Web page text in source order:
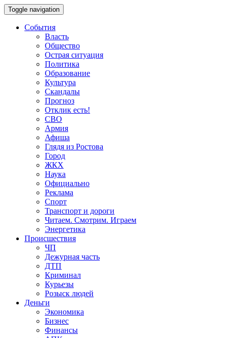
Toggle navigation
События
Власть
Общество
Острая ситуация
Политика
Образование
Культура
Скандалы
Прогноз
Отклик есть!
СВО
Армия
Афиша
Глядя из Ростова
Город
ЖКХ
Наука
Официально
Реклама
Спорт
Транспорт и дороги
Читаем. Смотрим. Играем
Энергетика
Происшествия
ЧП
Дежурная часть
ДТП
Криминал
Курьезы
Розыск людей
Деньги
Экономика
Бизнес
Финансы